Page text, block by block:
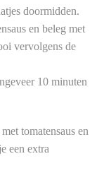
doormidden.
en beleg met
vervolgens de
10 minuten
tomatensaus en
een extra